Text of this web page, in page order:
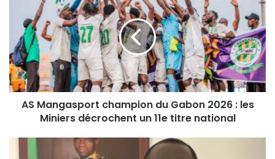
AS Mangasport champion du Gabon 2026 : les
Miniers décrochent un 11e titre national